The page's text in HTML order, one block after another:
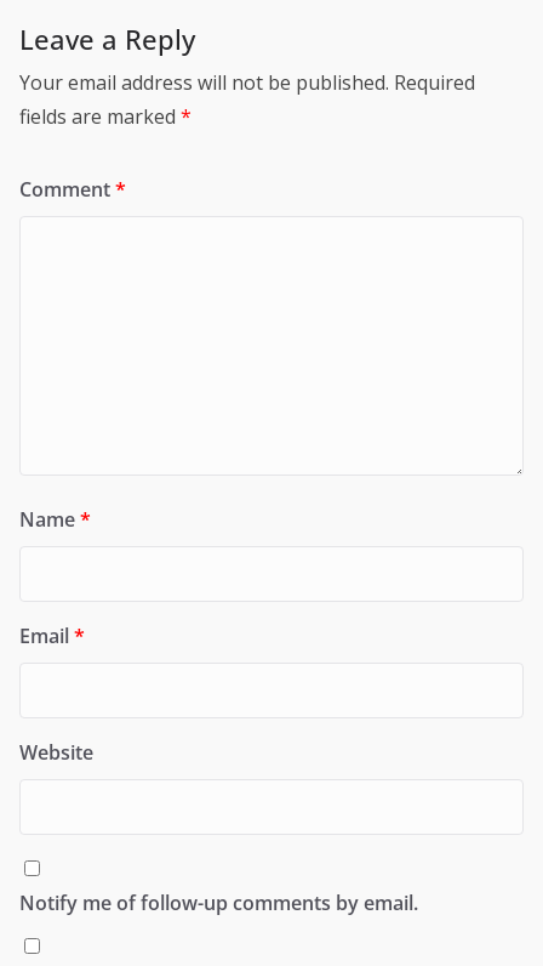
Leave a Reply
Your email address will not be published. Required
fields are marked *
Comment*
Name*
Email*
Website
Notify me of follow-up comments by email.